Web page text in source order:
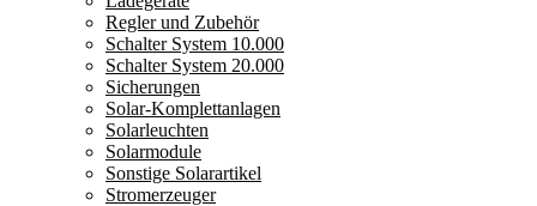
Regler und Zubehör
Schalter System 10.000
Schalter System 20.000
Sicherungen
Solar-Komplettanlagen
Solarleuchten
Solarmodule
Sonstige Solarartikel
Stromerzeuger